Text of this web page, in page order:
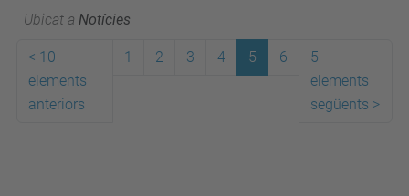
Ubicat a Notícies
< 10
elements
anteriors
1 2 3 4 5 6
5
elements
següents >